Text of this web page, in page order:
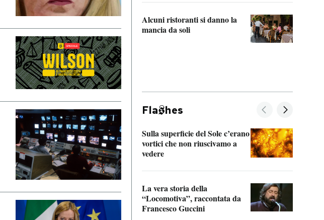
Alcuni ristoranti si danno la
mancia da soli
Fla hes
Sulla superficie del Sole c’erano
vortici che non riuscivamo a
vedere
La vera storia della
“Locomotiva”, raccontata da
Francesco Guccini